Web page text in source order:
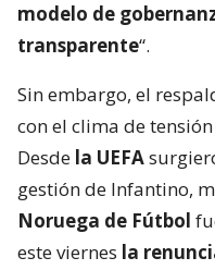
modelo de
transparente“.
Sin embargo, el
con el clima de
Desde la UEFA
gestión de Infantino,
Noruega de Fútbol
este viernes la